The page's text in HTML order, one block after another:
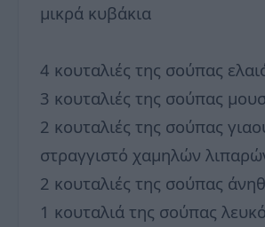
μικρά κυβάκια
4 κουταλιές της σούπας
3 κουταλιές της σούπας
2 κουταλιές της σούπας
στραγγιστό χαμηλών
2 κουταλιές της σούπας
1 κουταλιά της σούπας